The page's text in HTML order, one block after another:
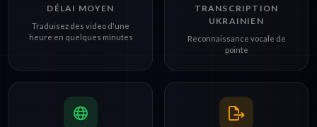
DÉLAI MOYEN
Traduisez des video d'une
heure en quelques minutes
TRANSCRIPTION
UKRAINIEN
Reconnaissance vocale de
pointe